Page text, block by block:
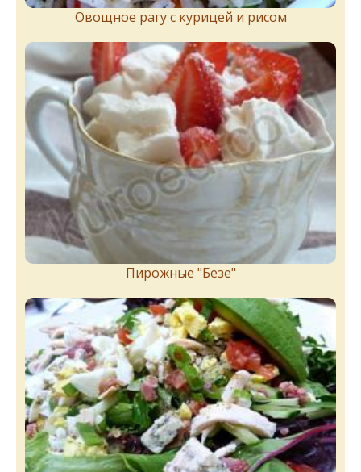
Овощное рагу с курицей и рисом
Пирожныe "Бeзe"